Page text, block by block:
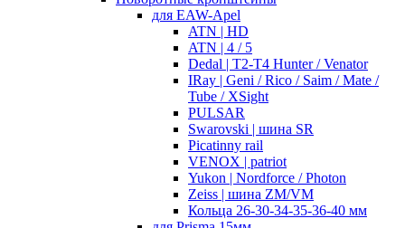
для EAW-Apel
ATN | HD
ATN | 4 / 5
Dedal | T2-T4 Hunter / Venator
IRay | Geni / Rico / Saim / Mate /
Tube / XSight
PULSAR
Swarovski | шина SR
Picatinny rail
VENOX | patriot
Yukon | Nordforce / Photon
Zeiss | шина ZM/VM
Кольца 26-30-34-35-36-40 мм